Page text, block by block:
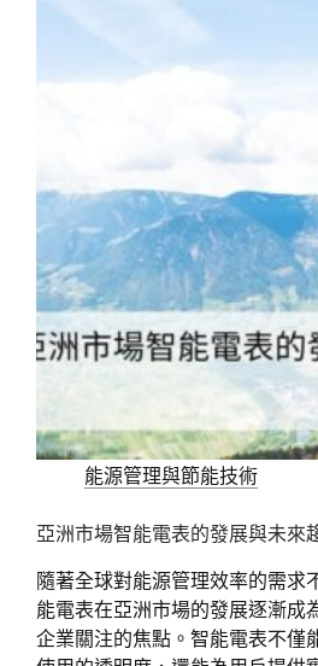
能源管理與節能技術
亞洲市場智能電表的發展與未來
隨著全球對能源管理效率的需求
能電表在亞洲市場的發展逐漸成
企業關注的焦點。智能電表不僅